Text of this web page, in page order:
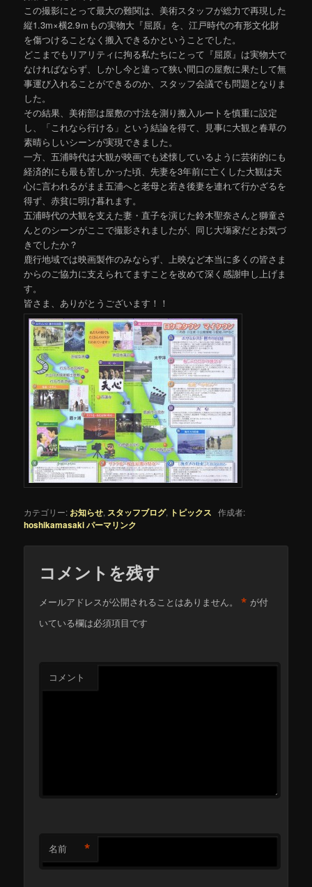
この撮影にとって最大の難関は、美術スタッフが総力で再現した
縦1.3m×横2.9ｍもの実物大『屈原』を、江戸時代の有形文化財
を傷つけることなく搬入できるかということでした。
どこまでもリアリティに拘る私たちにとって『屈原』は実物大で
なければならず、しかし今と違って狭い間口の屋敷に果たして無
事運び入れることができるのか、スタッフ会議でも問題となりま
した。
その結果、美術部は屋敷の寸法を測り搬入ルートを慎重に設定
し、「これなら行ける」という結論を得て、見事に大観と春草の
素晴らしいシーンが実現できました。
一方、五浦時代は大観が映画でも述懐しているように芸術的にも
経済的にも最も苦しかった頃、先妻を3年前に亡くした大観は天
心に言われるがまま五浦へと老母と若き後妻を連れて行かざるを
得ず、赤貧に明け暮れます。
五浦時代の大観を支えた妻・直子を演じた鈴木聖奈さんと獅童さ
んとのシーンがここで撮影されましたが、同じ大塲家だとお気づ
きでしたか？
鹿行地域では映画製作のみならず、上映など本当に多くの皆さま
からのご協力に支えられてますことを改めて深く感謝申し上げま
す。
皆さま、ありがとうございます！！
カテゴリー: お知らせ, スタッフブログ, トピックス 作成者:
hoshikamasakiパーマリンク
コメントを残す
メールアドレスが公開されることはありません。 * が付
いている欄は必須項目です
コメント
名前 *